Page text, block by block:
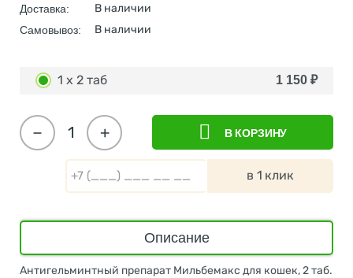
Доставка: В наличии
Самовывоз: В наличии
1 х 2 таб 1 150 ₽
+
− В КОРЗИНУ
в 1 клик
Описание
Антигельминтный препарат Мильбемакс для кошек, 2 таб.